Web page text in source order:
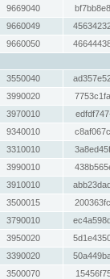
9669040
9660049
9660050
3550040
3990020
3970010
9340010
3310010
3990010
3910010
3500015
3790010
3950020
3390020
3500070